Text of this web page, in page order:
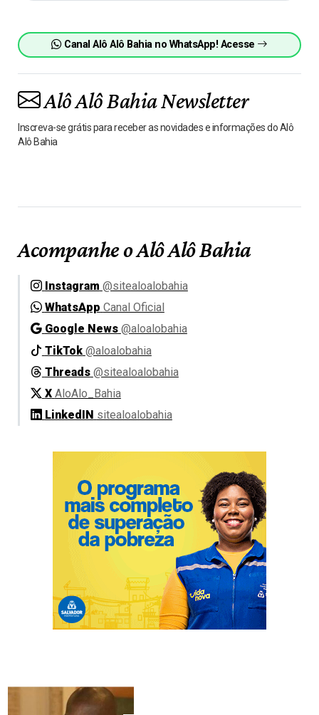
Canal Alô Alô Bahia no WhatsApp! Acesse
Alô Alô Bahia Newsletter
Inscreva-se grátis para receber as novidades e informações do Alô
Alô Bahia
Acompanhe o Alô Alô Bahia
Instagram @sitealoalobahia
WhatsApp Canal Oficial
Google News @aloalobahia
TikTok @aloalobahia
Threads @sitealoalobahia
X AloAlo_Bahia
LinkedIN sitealoalobahia